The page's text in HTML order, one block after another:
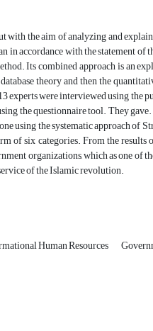
with the aim of analyzing and
accordance with the statement
Its combined approach is an
theory and then the
experts were interviewed using
the questionnaire tool. They
using the systematic approach of
of six categories. From the
organizations, which as one of
of the Islamic revolution.
Human Resources